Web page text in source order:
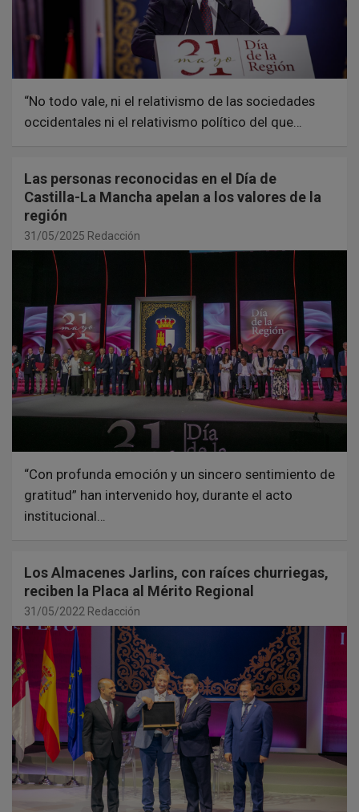
“No todo vale, ni el relativismo de las sociedades
occidentales ni el relativismo político del que…
Las personas reconocidas en el Día de
Castilla-La Mancha apelan a los valores de la
región
31/05/2025 Redacción
“Con profunda emoción y un sincero sentimiento de
gratitud” han intervenido hoy, durante el acto
institucional…
Los Almacenes Jarlins, con raíces churriegas,
reciben la Placa al Mérito Regional
31/05/2022 Redacción